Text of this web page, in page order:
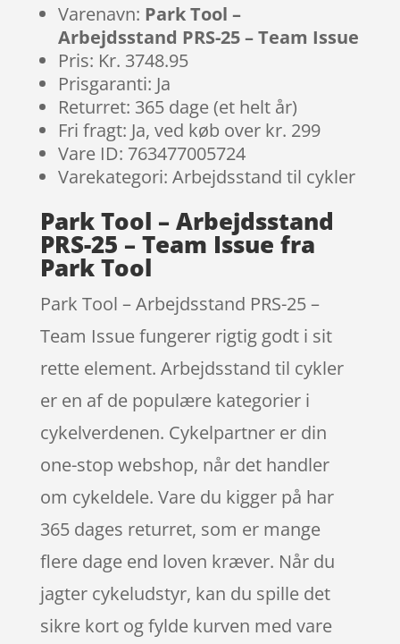
Varenavn: Park Tool –
Arbejdsstand PRS-25 – Team Issue
Pris: Kr. 3748.95
Prisgaranti: Ja
Returret: 365 dage (et helt år)
Fri fragt: Ja, ved køb over kr. 299
Vare ID: 763477005724
Varekategori: Arbejdsstand til cykler
Park Tool – Arbejdsstand
PRS-25 – Team Issue fra
Park Tool
Park Tool – Arbejdsstand PRS-25 –
Team Issue fungerer rigtig godt i sit
rette element. Arbejdsstand til cykler
er en af de populære kategorier i
cykelverdenen. Cykelpartner er din
one-stop webshop, når det handler
om cykeldele. Vare du kigger på har
365 dages returret, som er mange
flere dage end loven kræver. Når du
jagter cykeludstyr, kan du spille det
sikre kort og fylde kurven med vare